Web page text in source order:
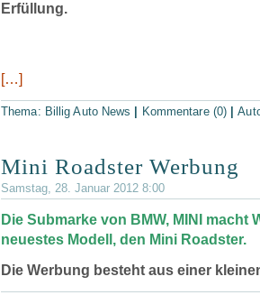
Erfüllung.
[…]
Thema: Billig Auto News Kommentare (0) |
Mini Roadster Werbung
Samstag, 28. Januar 2012 8:00
Die Submarke von BMW, MINI macht
neuestes Modell, den Mini Roadster.
Die Werbung besteht aus einer